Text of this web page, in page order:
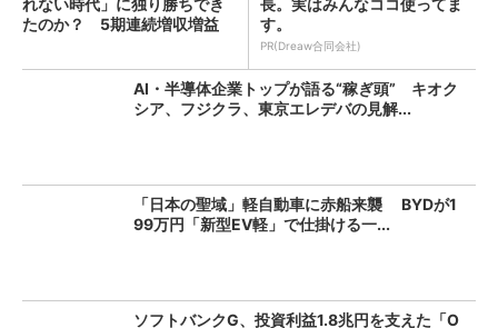
れない時代」に独り勝ちでき
たのか？ 5期連続増収増益
長。実はみんなココ使ってま
す。
PR(Dreaw合同会社)
AI・半導体企業トップが語る“稼ぎ頭” キオク
シア、フジクラ、東京エレデバの見解...
「日本の聖域」軽自動車に赤船来襲 BYDが1
99万円「新型EV軽」で仕掛ける一...
ソフトバンクG、投資利益1.8兆円を支えた「O